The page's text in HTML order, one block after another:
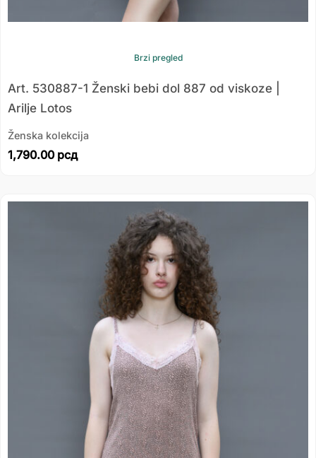
Brzi pregled
Art. 530887-1 Ženski bebi dol 887 od viskoze |
Arilje Lotos
Ženska kolekcija
1,790.00 рсд